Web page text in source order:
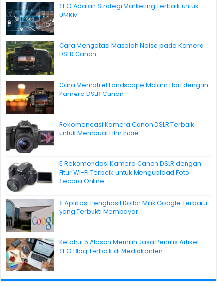
SEO Adalah Strategi Marketing Terbaik untuk
UMKM
Cara Mengatasi Masalah Noise pada Kamera
DSLR Canon
Cara Memotret Landscape Malam Hari dengan
Kamera DSLR Canon
Rekomendasi Kamera Canon DSLR Terbaik
untuk Membuat Film Indie
5 Rekomendasi Kamera Canon DSLR dengan
Fitur Wi-Fi Terbaik untuk Mengupload Foto
Secara Online
8 Aplikasi Penghasil Dollar Milik Google Terbaru
yang Terbukti Membayar
Ketahui 5 Alasan Memilih Jasa Penulis Artikel
SEO Blog Terbaik di Mediakonten